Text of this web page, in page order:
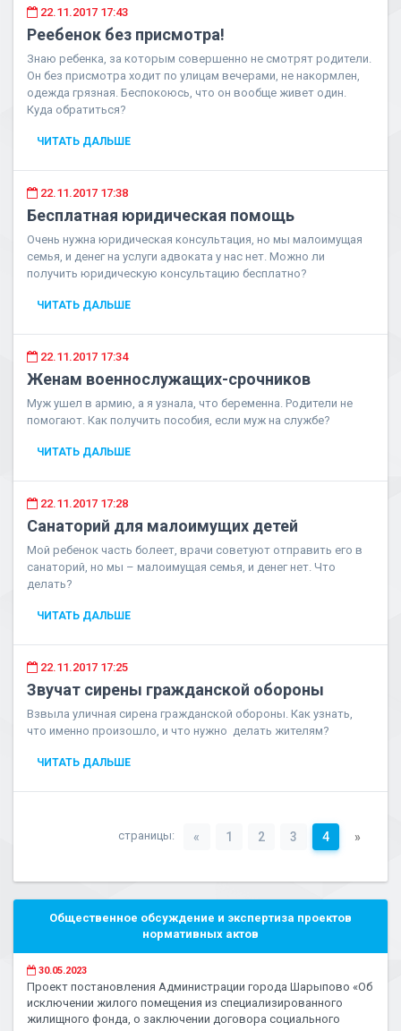
22.11.2017 17:43
Реебенок без присмотра!
Знаю ребенка, за которым совершенно не смотрят родители.
Он без присмотра ходит по улицам вечерами, не накормлен,
одежда грязная. Беспокоюсь, что он вообще живет один.
Куда обратиться?
ЧИТАТЬ ДАЛЬШЕ
22.11.2017 17:38
Бесплатная юридическая помощь
Очень нужна юридическая консультация, но мы малоимущая
семья, и денег на услуги адвоката у нас нет. Можно ли
получить юридическую консультацию бесплатно?
ЧИТАТЬ ДАЛЬШЕ
22.11.2017 17:34
Женам военнослужащих-срочников
Муж ушел в армию, а я узнала, что беременна. Родители не
помогают. Как получить пособия, если муж на службе?
ЧИТАТЬ ДАЛЬШЕ
22.11.2017 17:28
Санаторий для малоимущих детей
Мой ребенок часть болеет, врачи советуют отправить его в
санаторий, но мы – малоимущая семья, и денег нет. Что
делать?
ЧИТАТЬ ДАЛЬШЕ
22.11.2017 17:25
Звучат сирены гражданской обороны
Взвыла уличная сирена гражданской обороны. Как узнать,
что именно произошло, и что нужно делать жителям?
ЧИТАТЬ ДАЛЬШЕ
страницы: « 1 2 3 4 »
Общественное обсуждение и экспертиза проектов
нормативных актов
30.05.2023
Проект постановления Администрации города Шарыпово «Об
исключении жилого помещения из специализированного
жилищного фонда, о заключении договора социального